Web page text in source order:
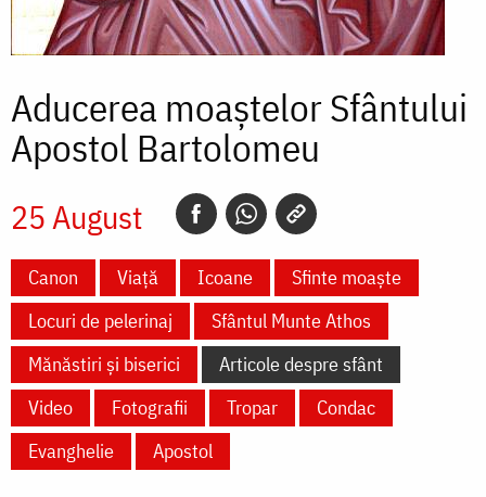
Aducerea moaștelor Sfântului
Apostol Bartolomeu
25 August
Canon Viață Icoane
Sfinte moaște
Locuri de pelerinaj
Sfântul Munte Athos
Mănăstiri și biserici
Articole despre sfânt
Video
Fotografii Tropar
Condac
Evanghelie
Apostol